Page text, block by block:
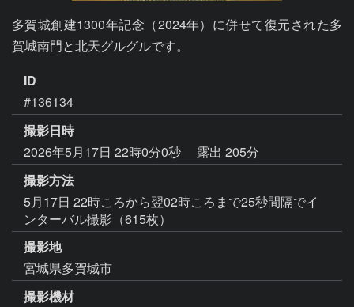
多賀城創建1300年記念（2024年）に併せて復元された多
賀城南門と北天グルグルです。
ID
#136134
撮影日時
2026年5月17日 22時0分0秒
露出 205分
撮影方法
5月17日 22時ころから翌02時ころまで25秒間隔でイ
ンターバル撮影（615枚）
撮影地
宮城県多賀城市
撮影機材